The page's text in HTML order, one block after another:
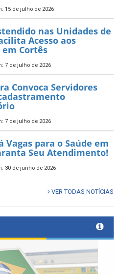
15 de julho de 2026
nas Unidades de
Acesso aos
em Cortês
7 de julho de 2026
Convoca Servidores
7 de julho de 2026
Vagas para o Saúde em
Seu Atendimento!
30 de junho de 2026
VER TODAS NOTÍCIAS